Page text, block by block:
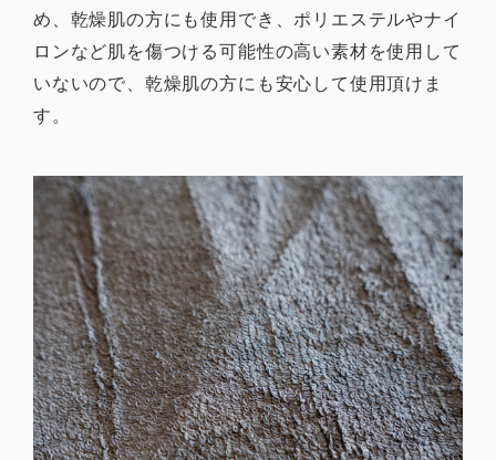
め、乾燥肌の方にも使用でき、ポリエステルやナイ
ロンなど肌を傷つける可能性の高い素材を使用して
いないので、乾燥肌の方にも安心して使用頂けま
す。